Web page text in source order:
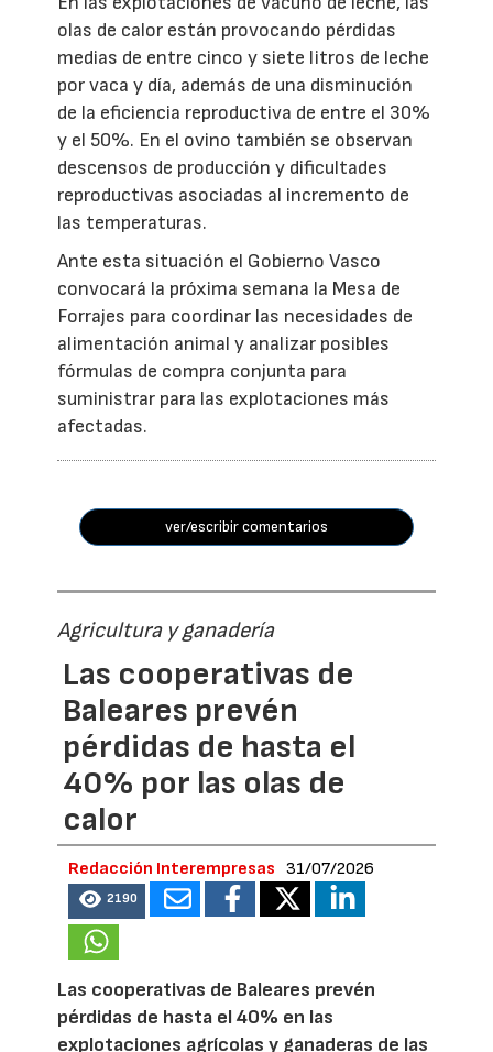
olas de calor están provocando pérdidas
medias de entre cinco y siete litros de leche
por vaca y día, además de una disminución
de la eficiencia reproductiva de entre el 30%
y el 50%. En el ovino también se observan
descensos de producción y dificultades
reproductivas asociadas al incremento de
las temperaturas.
Ante esta situación el Gobierno Vasco
convocará la próxima semana la Mesa de
Forrajes para coordinar las necesidades de
alimentación animal y analizar posibles
fórmulas de compra conjunta para
suministrar para las explotaciones más
afectadas.
ver/escribir comentarios
Agricultura y ganadería
Las cooperativas de
Baleares prevén
pérdidas de hasta el
40% por las olas de
calor
Redacción Interempresas 31/07/2026
2190
Las cooperativas de Baleares prevén
pérdidas de hasta el 40% en las
explotaciones agrícolas y ganaderas de las